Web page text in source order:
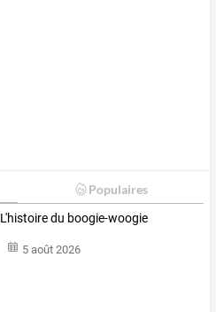
Populaires
L'histoire du boogie-woogie
5 août 2026